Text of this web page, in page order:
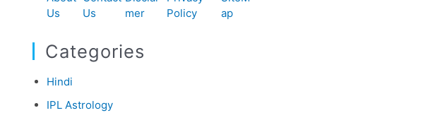
Us
Us
mer
Policy
ap
Categories
Hindi
IPL Astrology